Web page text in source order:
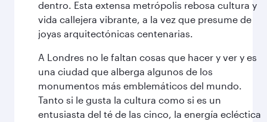
dentro. Esta extensa metrópolis rebosa cultura y
vida callejera vibrante, a la vez que presume de
joyas arquitectónicas centenarias.
A Londres no le faltan cosas que hacer y ver y es
una ciudad que alberga algunos de los
monumentos más emblemáticos del mundo.
Tanto si le gusta la cultura como si es un
entusiasta del té de las cinco, la energía ecléctica